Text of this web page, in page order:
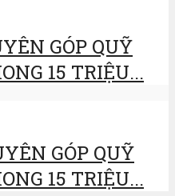
GÓP QUỸ
15 TRIỆU...
GÓP QUỸ
15 TRIỆU...